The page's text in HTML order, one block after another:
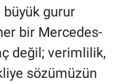
büyük gurur
bir Mercedes-
değil; verimlilik,
sözümüzün